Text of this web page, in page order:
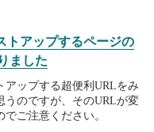
トアップするページの
ました
アップする超便利URLをみ
うのですが、そのURLが変
ご注意ください。